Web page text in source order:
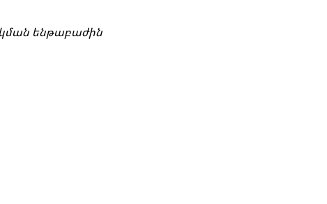
ենթաբաժին